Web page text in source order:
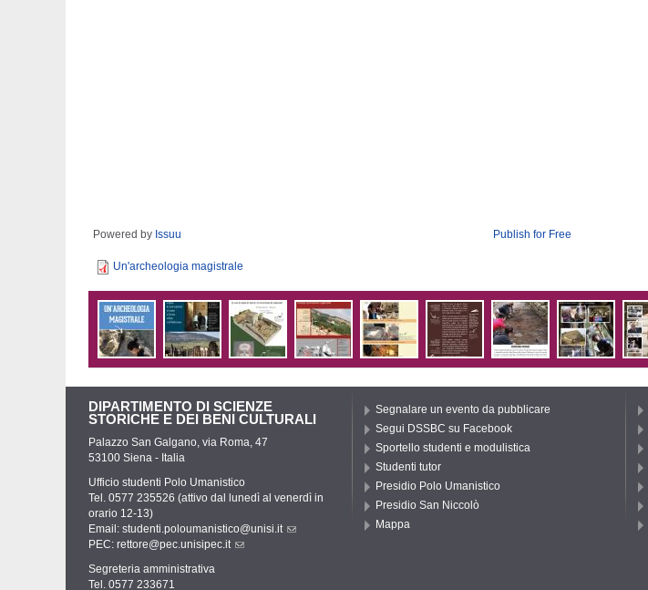
Powered by Issuu Publish for Free
Un'archeologia magistrale
DIPARTIMENTO DI SCIENZE
STORICHE E DEI BENI CULTURALI
Palazzo San Galgano, via Roma, 47
53100 Siena - Italia
Ufficio studenti Polo Umanistico
Tel. 0577 235526 (attivo dal lunedì al venerdì in
orario 12-13)
Email: studenti.poloumanistico@unisi.it
PEC: rettore@pec.unisipec.it
Segreteria amministrativa
Tel. 0577 233671
Segnalare un evento da pubblicare
Segui DSSBC su Facebook
Sportello studenti e modulistica
Studenti tutor
Presidio Polo Umanistico
Presidio San Niccolò
Mappa